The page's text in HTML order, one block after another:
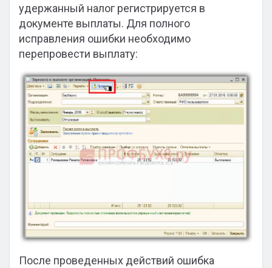
удержанный налог регистрируется в
документе выплаты. Для полного
исправления ошибки необходимо
перепровести выплату:
После проведенных действий ошибка